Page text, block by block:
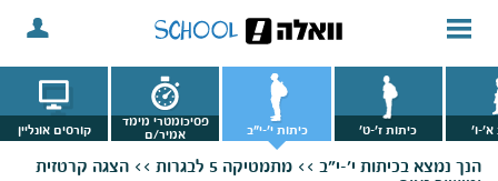
א'-ו' כיתות ז'-ט' כיתות י'-י"ב
פסיכומטרי מימד
אמיר/ם
קורסים אונליין
הנך נמצא בכיתות י'-י"ב >> מתמטיקה 5 לבגרות >>
הצגה קרטזית